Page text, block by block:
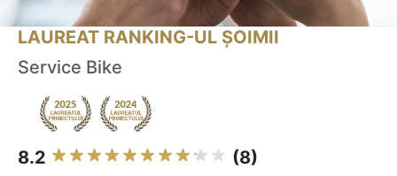
LAUREAT RANKING-UL ȘOIMII
Service Bike
8.2 (8)